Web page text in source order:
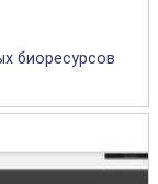
биоресурсов